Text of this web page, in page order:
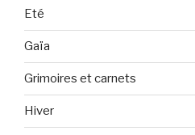
Eté
Gaïa
Grimoires et carnets
Hiver